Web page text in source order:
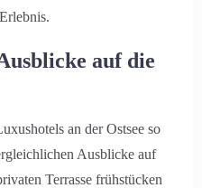
auf die
an der Ostsee so
Ausblicke auf
Terrasse frühstücken